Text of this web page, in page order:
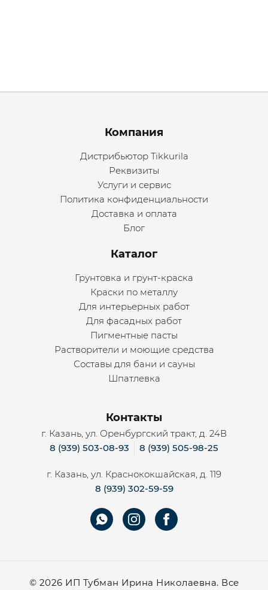
Menu footer
Компания
Дистрибьютор Tikkurila
Реквизиты
Услуги и сервис
Политика конфиденциальности
Доставка и оплата
Блог
Каталог
Грунтовка и грунт-краска
Краски по металлу
Для интерьерных работ
Для фасадных работ
Пигментные пасты
Растворители и моющие средства
Составы для бани и сауны
Шпатлевка
Контакты
г. Казань, ул. Оренбургский тракт, д. 24В
8 (939) 503-08-93
8 (939) 505-98-25
г. Казань, ул. Краснококшайская, д. 119
8 (939) 302-59-59
© 2026 ИП Тубман Ирина Николаевна. Все